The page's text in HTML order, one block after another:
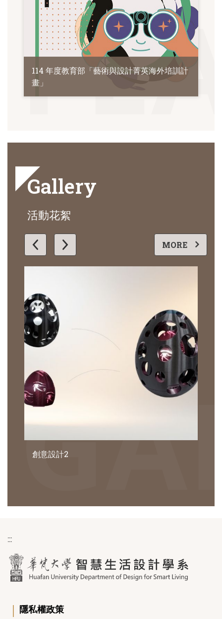
114 年度教育部「藝術與設計菁英海外培訓計
畫」
Gallery
活動花絮
創意設計2
MORE 更多
:::
｜ 隱私權政策